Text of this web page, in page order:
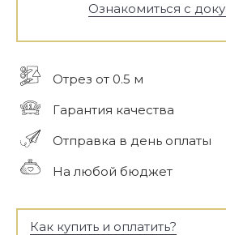
Ознакомиться с
Отрез от 0.5 м
Гарантия качества
Отправка в день оплаты
На любой бюджет
Как купить и оплатить?